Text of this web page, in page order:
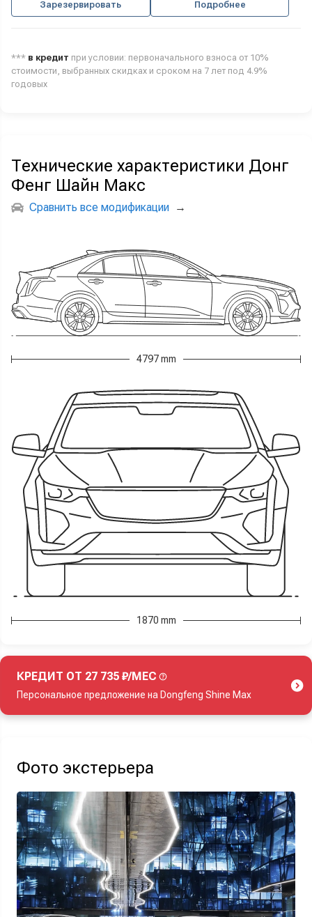
Зарезервировать Подробнее
*** в кредит при условии: первоначального взноса от 10%
стоимости, выбранных скидках и сроком на 7 лет под 4.9%
годовых
Технические характеристики Донг
Фенг Шайн Макс
Сравнить все модификации →
4797 mm
1870 mm
КРЕДИТ ОТ 27 735 ₽/МЕС
Персональное предложение на Dongfeng Shine Max
Фото экстерьера